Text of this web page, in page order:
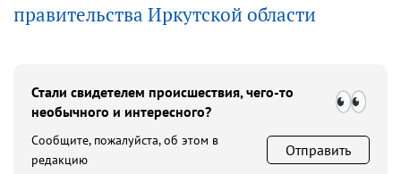
правительства Иркутской области
Стали свидетелем происшествия, чего-то
необычного и интересного?
Сообщите, пожалуйста, об этом в
редакцию
Отправить